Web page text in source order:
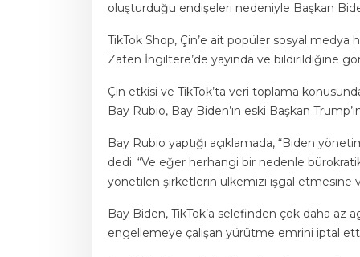
oluşturduğu endişeleri nedeniyle Başkan
TikTok Shop, Çin’e ait popüler sosyal
Zaten İngiltere’de yayında ve bildirildiğine
Çin etkisi ve TikTok’ta veri toplama
Bay Rubio, Bay Biden’ın eski Başkan
Bay Rubio yaptığı açıklamada, “Biden
dedi. “Ve eğer herhangi bir nedenle
yönetilen şirketlerin ülkemizi işgal etmesine
Bay Biden, TikTok’a selefinden çok daha az
engellemeye çalışan yürütme emrini iptal